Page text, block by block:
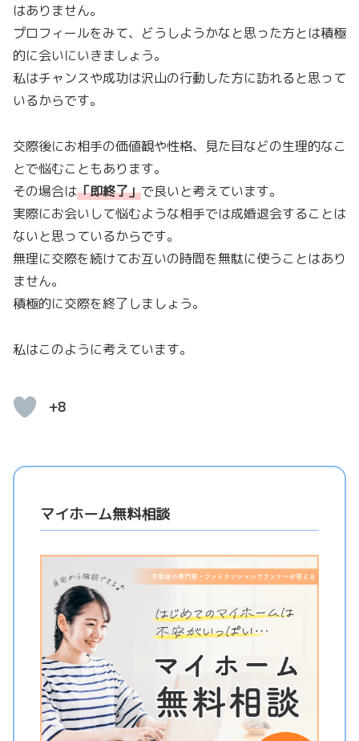
はありません。
プロフィールをみて、どうしようかなと思った方とは積極
的に会いにいきましょう。
私はチャンスや成功は沢山の行動した方に訪れると思って
いるからです。
交際後にお相手の価値観や性格、見た目などの生理的なこ
とで悩むこともあります。
その場合は「即終了」で良いと考えています。
実際にお会いして悩むような相手では成婚退会することは
ないと思っているからです。
無理に交際を続けてお互いの時間を無駄に使うことはあり
ません。
積極的に交際を終了しましょう。
私はこのように考えています。
+8
マイホーム無料相談